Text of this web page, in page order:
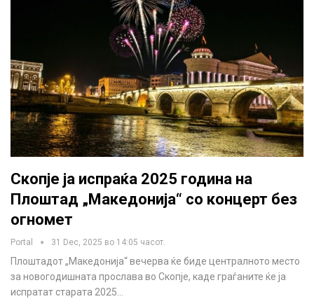
Скопје ја испраќа 2025 година на
Плоштад „Македонија“ со концерт без
огномет
Portal 31 Dec, 2025 во 14:05 часот.
Плоштадот „Македонија“ вечерва ќе биде централното место
за новогодишната прослава во Скопје, каде граѓаните ќе ја
испратат старата 2025…